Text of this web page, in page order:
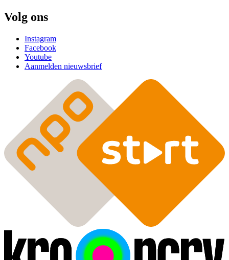
Volg ons
Instagram
Facebook
Youtube
Aanmelden nieuwsbrief